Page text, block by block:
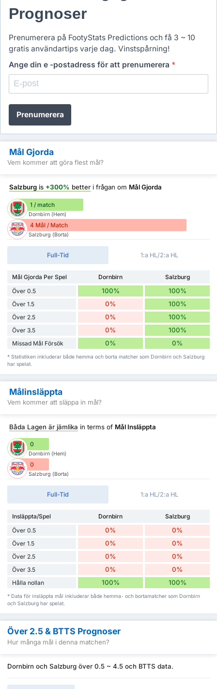
Prognoser
Prenumerera på FootyStats Predictions och få 3 ~ 10
gratis användartips varje dag. Vinstspårning!
Ange din e -postadress för att prenumerera *
Prenumerera
Mål Gjorda
Vem kommer att göra flest mål?
Salzburg is +300% better i frågan om Mål Gjorda
1 / match
Dornbirn (Hem)
4 Mål / Match
Salzburg (Borta)
Full-Tid 1:a HL/2:a HL
Mål Gjorda Per Spel Dornbirn
Salzburg
Över 0.5
100% 100%
Över 1.5 0% 100%
Över 2.5 0% 100%
Över 3.5 0% 100%
Missad Mål Försök 0% 0%
* Statistiken inkluderar både hemma och borta matcher som Dornbirn och Salzburg
har spelat.
Målinsläppta
Vem kommer att släppa in mål?
Båda Lagen är jämlika in terms of Mål Insläppta
0
Dornbirn (Hem)
0
Salzburg (Borta)
Full-Tid 1:a HL/2:a HL
Insläppta/Spel Dornbirn
Salzburg
Över 0.5
0% 0%
Över 1.5 0% 0%
Över 2.5 0% 0%
Över 3.5 0% 0%
Hålla nollan 100% 100%
* Data för insläppta mål inkluderar både hemma- och bortamatcher som Dornbirn
och Salzburg har spelat.
Över 2.5 & BTTS Prognoser
Hur många mål i denna matchen?
Dornbirn och Salzburg över 0.5 ~ 4.5 och BTTS data.